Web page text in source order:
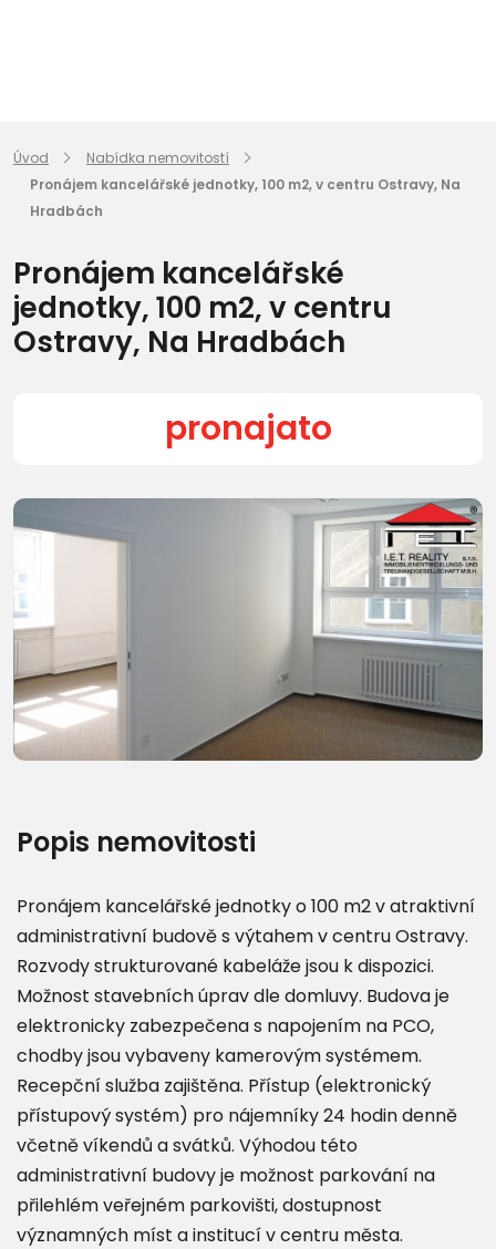
Úvod
Nabídka nemovitostí
Pronájem kancelářské jednotky, 100 m2, v centru Ostravy, Na
Hradbách
Pronájem kancelářské
jednotky, 100 m2, v centru
Ostravy, Na Hradbách
pronajato
Popis nemovitosti
Pronájem kancelářské jednotky o 100 m2 v atraktivní
administrativní budově s výtahem v centru Ostravy.
Rozvody strukturované kabeláže jsou k dispozici.
Možnost stavebních úprav dle domluvy. Budova je
elektronicky zabezpečena s napojením na PCO,
chodby jsou vybaveny kamerovým systémem.
Recepční služba zajištěna. Přístup (elektronický
přístupový systém) pro nájemníky 24 hodin denně
včetně víkendů a svátků. Výhodou této
administrativní budovy je možnost parkování na
přilehlém veřejném parkovišti, dostupnost
významných míst a institucí v centru města.